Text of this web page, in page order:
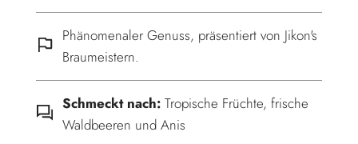
Phänomenaler Genuss, präsentiert von Jikon's
Braumeistern.
Schmeckt nach: Tropische Früchte, frische
Waldbeeren und Anis